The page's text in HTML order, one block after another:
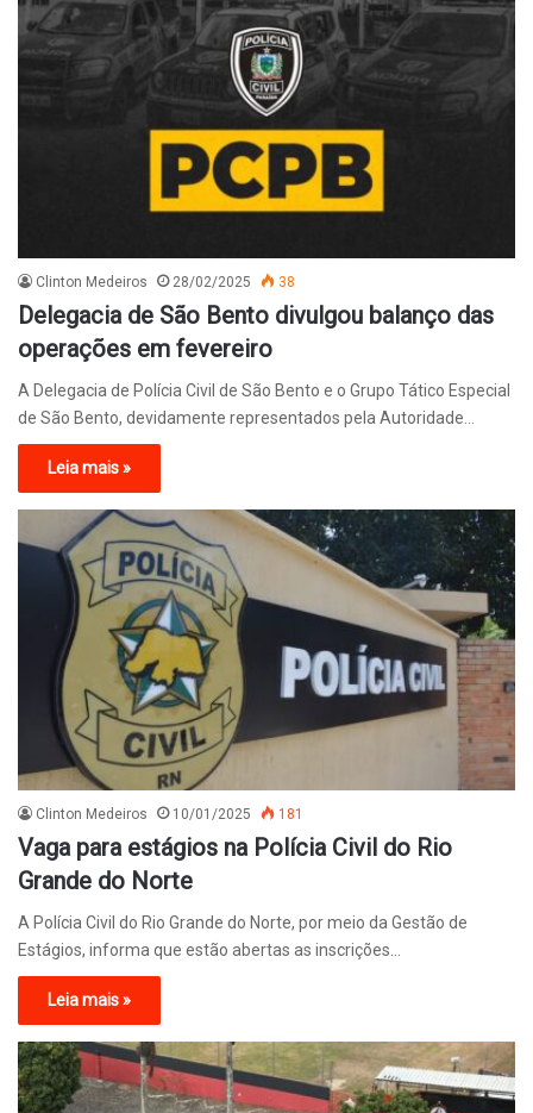
Clinton Medeiros 28/02/2025 38
Delegacia de São Bento divulgou balanço das
operações em fevereiro
A Delegacia de Polícia Civil de São Bento e o Grupo Tático Especial
de São Bento, devidamente representados pela Autoridade…
Leia mais »
Clinton Medeiros 10/01/2025 181
Vaga para estágios na Polícia Civil do Rio
Grande do Norte
A Polícia Civil do Rio Grande do Norte, por meio da Gestão de
Estágios, informa que estão abertas as inscrições…
Leia mais »